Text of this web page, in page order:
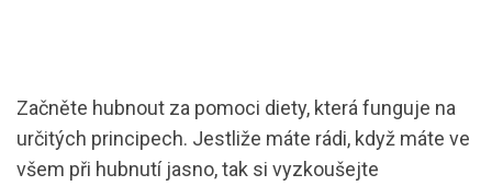
Začněte hubnout za pomoci diety, která funguje na
určitých principech. Jestliže máte rádi, když máte ve
všem při hubnutí jasno, tak si vyzkoušejte